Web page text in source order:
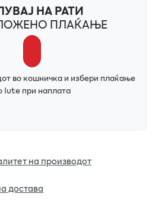
НА РАТИ
ПЛАЌАЊЕ
во кошничка и избери плаќање
Iute при наплата
на производот
достава